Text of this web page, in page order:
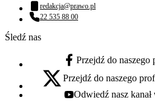
Adres email:
redakcja@prawo.pl
Numer telefonu:
22 535 88 00
Śledź nas
facebook - otwiera się w nowej
Przejdź do naszego
x - otwiera się w nowej karcie
Przejdź do naszego
youtube - otwiera się w nowej
Odwiedź nasz